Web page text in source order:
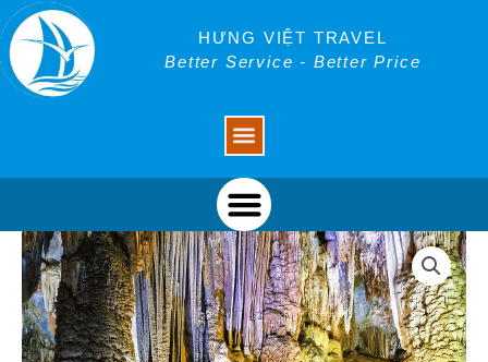
Skip
to
content
HƯNG VIỆT TRAVEL
Better Service - Better Price
Menu
Tour
Tết
Quảng
Bình
4